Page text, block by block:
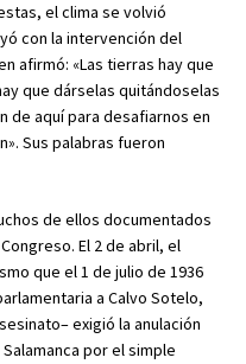
el clima se volvió
con la intervención del
afirmó: «Las tierras hay que
que dárselas quitándoselas
de aquí para desafiarnos en
Sus palabras fueron
de ellos documentados
El 2 de abril, el
que el 1 de julio de 1936
a Calvo Sotelo,
exigió la anulación
por el simple